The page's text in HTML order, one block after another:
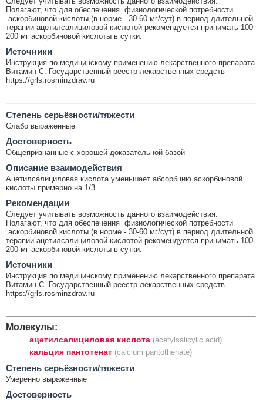
Полагают, что для обеспечения физиологической потребности
аскорбиновой кислоты (в норме - 30-60 мг/сут) в период длительной
терапии ацетилсалициловой кислотой рекомендуется принимать 100-
200 мг аскорбиновой кислоты в сутки.
Источники
Инструкция по медицинскому применению лекарственного препарата
Витамин C. Государственный реестр лекарственных средств
https://grls.rosminzdrav.ru
Cтепень серьёзности/тяжести
Слабо выраженные
Достоверность
Общепризнанные с хорошей доказательной базой
Описание взаимодействия
Ацетилсалициловая кислота уменьшает абсорбцию аскорбиновой
кислоты примерно на 1/3.
Рекомендации
Следует учитывать возможность данного взаимодействия.
Полагают, что для обеспечения физиологической потребности
аскорбиновой кислоты (в норме - 30-60 мг/сут) в период длительной
терапии ацетилсалициловой кислотой рекомендуется принимать 100-
200 мг аскорбиновой кислоты в сутки.
Источники
Инструкция по медицинскому применению лекарственного препарата
Витамин C. Государственный реестр лекарственных средств
https://grls.rosminzdrav.ru
Молекулы:
ацетилсалициловая кислота (acetylsalicylic acid)
кальция пантотенат (calcium pantothenate)
Cтепень серьёзности/тяжести
Умеренно выраженные
Достоверность